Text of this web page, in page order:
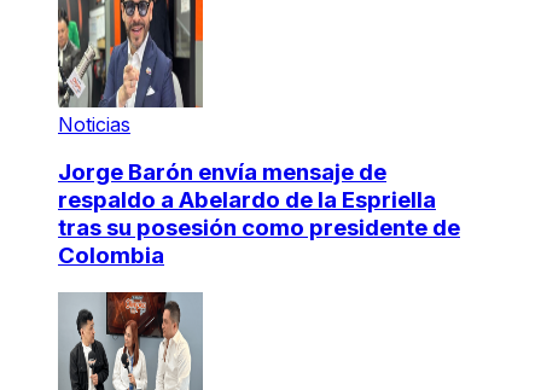
Noticias
Jorge Barón envía mensaje de
respaldo a Abelardo de la Espriella
tras su posesión como presidente de
Colombia